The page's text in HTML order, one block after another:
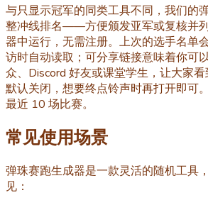
与只显示冠军的同类工具不同，我们的
整冲线排名——方便颁发亚军或复核并
器中运行，无需注册。上次的选手名单
访时自动读取；可分享链接意味着你可
众、Discord 好友或课堂学生，让大家
默认关闭，想要终点铃声时再打开即可
最近 10 场比赛。
常见使用场景
弹珠赛跑生成器是一款灵活的随机工具
见：